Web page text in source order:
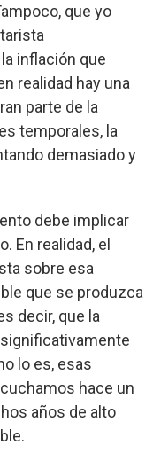
que yo
inflación que
realidad hay una
parte de la
temporales, la
demasiado y
debe implicar
En realidad, el
sobre esa
que se produzca
decir, que la
lo es, esas
hace un
años de alto